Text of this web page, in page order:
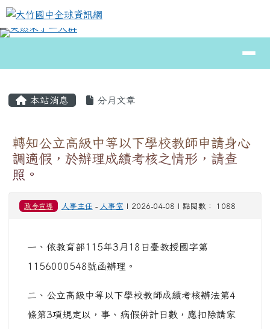
跳至主內容區
大竹國中全球資訊網
⏸
本站消息 分月文章
轉知公立高級中等以下學校教師申請身心
調適假，於辦理成績考核之情形，請查
照。
政令宣導 人事主任 - 人事室 | 2026-04-08 | 點閱數： 1088
一、依教育部115年3月18日臺教授國字第
1156000548號函辦理。
二、公立高級中等以下學校教師成績考核辦法第4
條第3項規定以，事、病假併計日數，應扣除請家